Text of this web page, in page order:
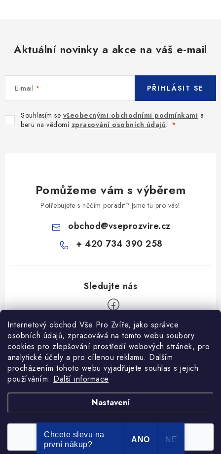
Internetový obchod Vše Pro Zvíře, jako správce
osobních údajů, zpracovává na tomto webu soubory
cookies pro zlepšování prostředí webových stránek, pro
analytické účely a pro cílenou reklamu. Dalším
procházením tohoto webu vyjadřujete souhlas s jejich
používáním. Další informace
Nastavení
Souhlasím
Aktuální novinky a akce na váš e-mail
E-mail
Souhlasím se všeobecnými obchodními podmínkami a
beru na vědomí zpracování osobních údajů.
PŘIHLÁSIT SE
Pomůžeme vám s výběrem
Potřebujete s něčím poradit? Jsme tu pro vás!
obchod@vseprozvire.cz
+ 420 734 390 258
Informace pro Vás
Ceník dopravy
Kontakty
Obchodní podmínky
Podmínky ochrany osobních údajů
Heuréka recenze
Vytvořil Shoptet Premium
Copyright 2026Vše Pro Zvíře . Všechna práva vyhrazena.
Chcete slevu na
první nákup?
ANO NE